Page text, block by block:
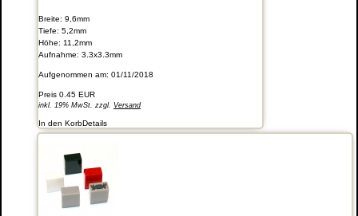
Breite: 9,6mm
Tiefe: 5,2mm
Höhe: 11,2mm
Aufnahme: 3.3x3.3mm
Aufgenommen am: 01/11/2018
Preis 0.45 EUR
inkl. 19% MwSt. zzgl. Versand
In den KorbDetails